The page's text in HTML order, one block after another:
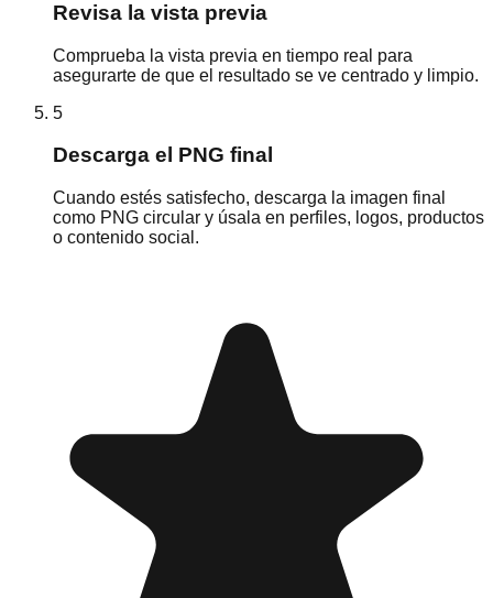
Revisa la vista previa
Comprueba la vista previa en tiempo real para
asegurarte de que el resultado se ve centrado y limpio.
5
Descarga el PNG final
Cuando estés satisfecho, descarga la imagen final
como PNG circular y úsala en perfiles, logos, productos
o contenido social.